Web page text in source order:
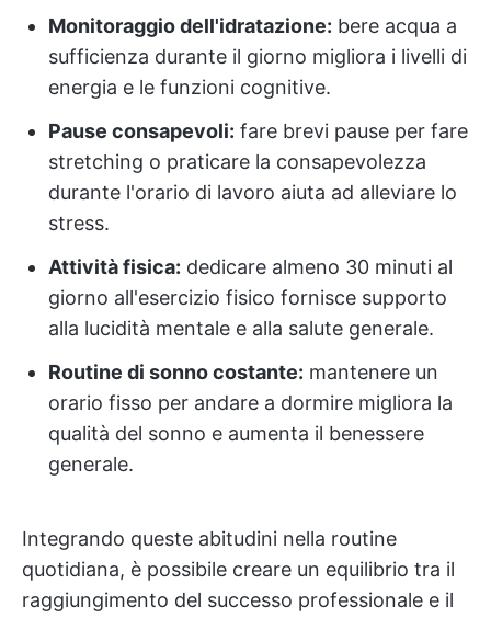
Monitoraggio dell'idratazione: bere acqua a
sufficienza durante il giorno migliora i livelli di
energia e le funzioni cognitive.
Pause consapevoli: fare brevi pause per fare
stretching o praticare la consapevolezza
durante l'orario di lavoro aiuta ad alleviare lo
stress.
Attività fisica: dedicare almeno 30 minuti al
giorno all'esercizio fisico fornisce supporto
alla lucidità mentale e alla salute generale.
Routine di sonno costante: mantenere un
orario fisso per andare a dormire migliora la
qualità del sonno e aumenta il benessere
generale.
Integrando queste abitudini nella routine
quotidiana, è possibile creare un equilibrio tra il
raggiungimento del successo professionale e il